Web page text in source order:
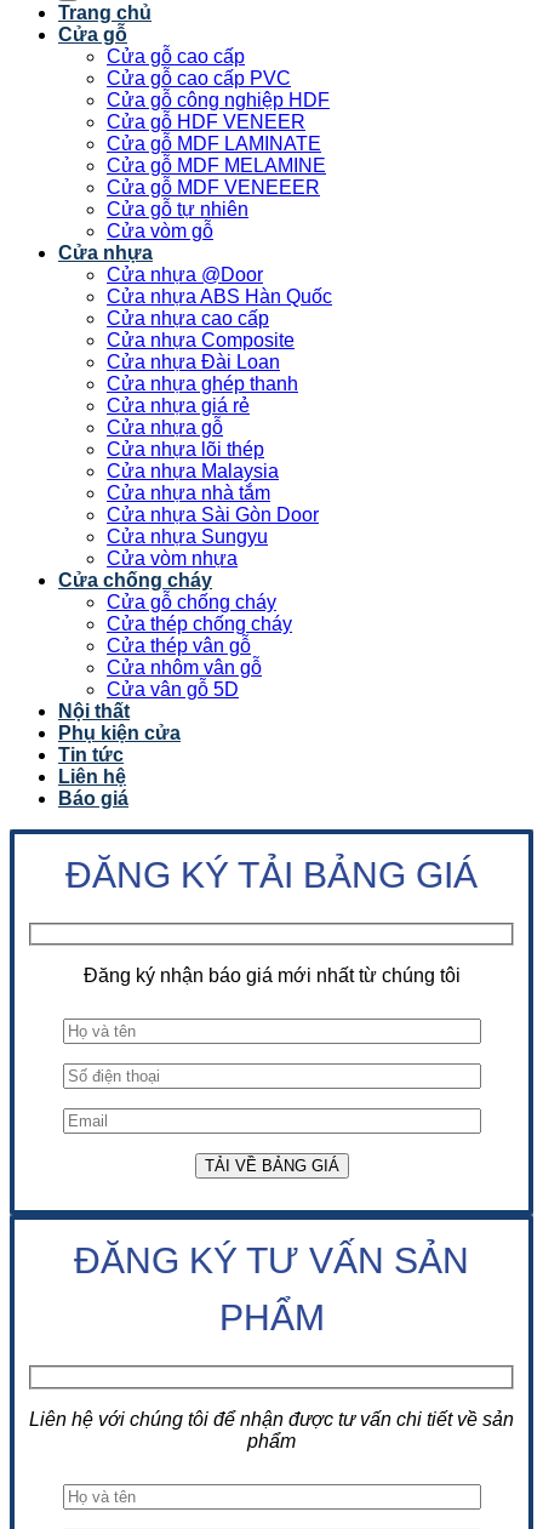
Trang chủ
Cửa gỗ
Cửa gỗ cao cấp
Cửa gỗ cao cấp PVC
Cửa gỗ công nghiệp HDF
Cửa gỗ HDF VENEER
Cửa gỗ MDF LAMINATE
Cửa gỗ MDF MELAMINE
Cửa gỗ MDF VENEEER
Cửa gỗ tự nhiên
Cửa vòm gỗ
Cửa nhựa
Cửa nhựa @Door
Cửa nhựa ABS Hàn Quốc
Cửa nhựa cao cấp
Cửa nhựa Composite
Cửa nhựa Đài Loan
Cửa nhựa ghép thanh
Cửa nhựa giá rẻ
Cửa nhựa gỗ
Cửa nhựa lõi thép
Cửa nhựa Malaysia
Cửa nhựa nhà tắm
Cửa nhựa Sài Gòn Door
Cửa nhựa Sungyu
Cửa vòm nhựa
Cửa chống cháy
Cửa gỗ chống cháy
Cửa thép chống cháy
Cửa thép vân gỗ
Cửa nhôm vân gỗ
Cửa vân gỗ 5D
Nội thất
Phụ kiện cửa
Tin tức
Liên hệ
Báo giá
ĐĂNG KÝ TẢI BẢNG GIÁ
Đăng ký nhận báo giá mới nhất từ chúng tôi
ĐĂNG KÝ TƯ VẤN SẢN
PHẨM
Liên hệ với chúng tôi để nhận được tư vấn chi tiết về sản
phẩm